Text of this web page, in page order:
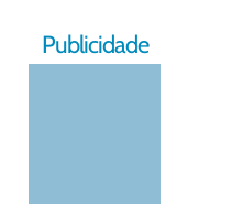
Publicidade